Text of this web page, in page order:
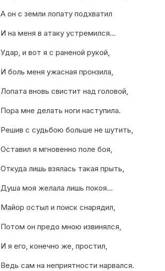
А он с земли лопату подхватил
И на меня в атаку устремился…
Удар, и вот я с раненой рукой,
И боль меня ужасная пронзила,
Лопата вновь свистит над головой,
Пора мне делать ноги наступила.
Решив с судьбою больше не шутить,
Оставил я мгновенно поле боя,
Откуда лишь взялась такая прыть,
Душа моя желала лишь покоя…
Майор остыл и поиск снарядил,
Потом он предо мною извинялся,
И я его, конечно же, простил,
Ведь сам на неприятности нарвался.